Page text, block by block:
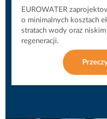
EUROWATER
o minimalnych kosztach
stratach wody oraz
regeneracji.